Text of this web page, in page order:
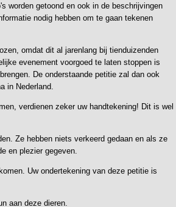
worden getoond en ook in de beschrijvingen
nodig hebben om te gaan tekenen
omdat dit al jarenlang bij tienduizenden
evenement voorgoed te laten stoppen is
De onderstaande petitie zal dan ook
in Nederland.
verdienen zeker uw handtekening! Dit is wel
Ze hebben niets verkeerd gedaan en als ze
en plezier gegeven.
Uw ondertekening van deze petitie is
aan deze dieren.